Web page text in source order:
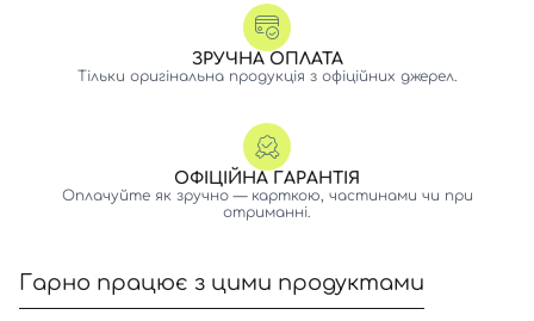
ЗРУЧНА ОПЛАТА
Тільки оригінальна продукція з офіційних джерел.
ОФІЦІЙНА ГАРАНТІЯ
Оплачуйте як зручно — карткою, частинами чи при
отриманні.
Гарно працює з цими продуктами